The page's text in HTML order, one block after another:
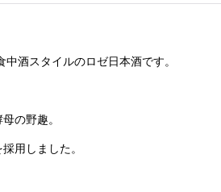
酒スタイルのロゼ日本酒です。
の野趣。
用しました。